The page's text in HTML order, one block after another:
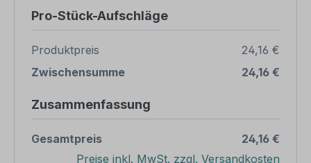
Pro-Stück-Aufschläge
Produktpreis
24,16 €
Zwischensumme
24,16 €
Zusammenfassung
Gesamtpreis
24,16 €
Preise inkl. MwSt. zzgl. Versandkosten